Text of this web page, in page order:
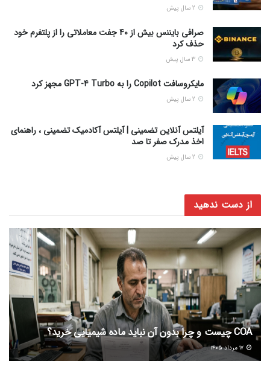
صرافی بایننس بیش از 40 جفت معاملاتی را از پلتفرم خود
حذف کرد
مایکروسافت Copilot را به GPT-4 Turbo مجهز کرد
آیلتس آنلاین تضمینی | آیلتس آکادمیک تضمینی ، راهنمای
اخذ مدرک صفر تا صد
از دست ندهید
COA چیست و چرا بدون آن نباید ماده شیمیایی خرید؟